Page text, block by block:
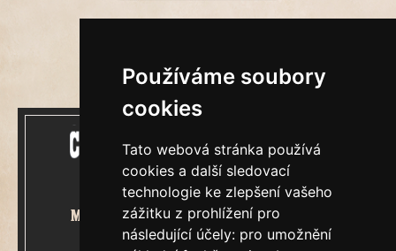
Používáme soubory
cookies
Tato webová stránka používá
cookies a další sledovací
technologie ke zlepšení vašeho
zážitku z prohlížení pro
následující účely: pro umožnění
Mecenášem Cimrmanova Zpravodaje
je společnost